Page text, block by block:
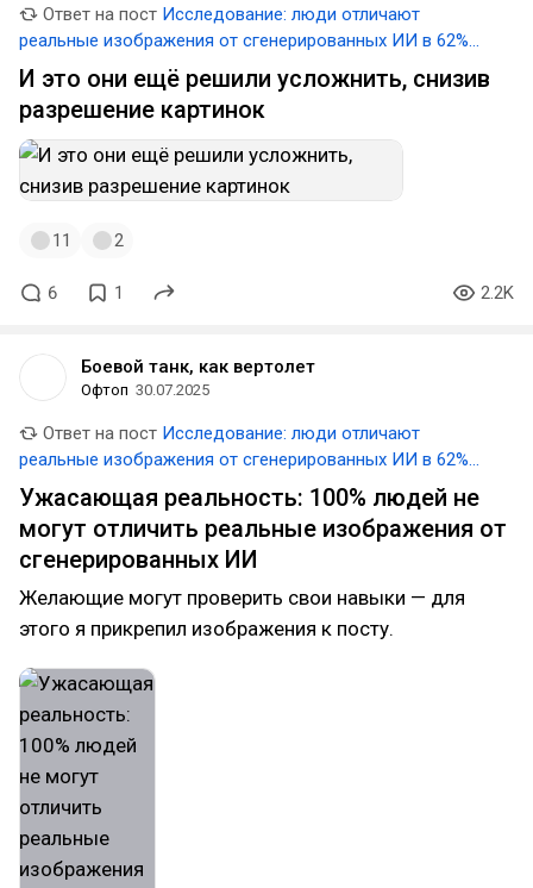
Ответ на пост Исследование: люди отличают
реальные изображения от сгенерированных ИИ в 62%
случаев
И это они ещё решили усложнить, снизив
разрешение картинок
11 2
6 1 2.2K
Боевой танк, как вертолет
Офтоп 30.07.2025
Ответ на пост Исследование: люди отличают
реальные изображения от сгенерированных ИИ в 62%
случаев
Ужасающая реальность: 100% людей не
могут отличить реальные изображения от
сгенерированных ИИ
Желающие могут проверить свои навыки — для
этого я прикрепил изображения к посту.